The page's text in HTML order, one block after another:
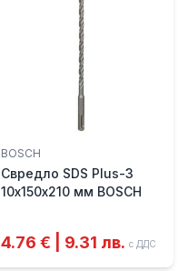
BOSCH
Свредло SDS Plus-3
10х150х210 мм BOSCH
4.76 € | 9.31 лв. с ДДС